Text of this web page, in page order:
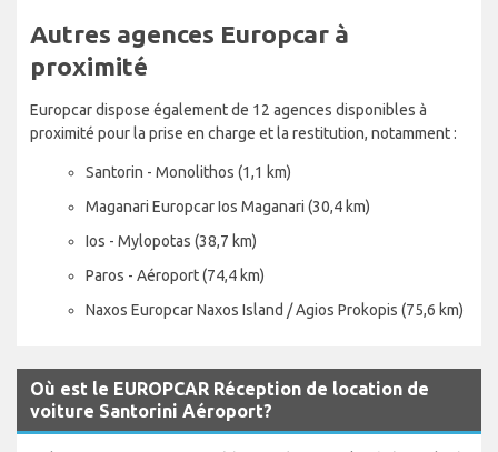
Autres agences Europcar à
proximité
Europcar dispose également de 12 agences disponibles à
proximité pour la prise en charge et la restitution, notamment :
Santorin - Monolithos (1,1 km)
Maganari Europcar Ios Maganari (30,4 km)
Ios - Mylopotas (38,7 km)
Paros - Aéroport (74,4 km)
Naxos Europcar Naxos Island / Agios Prokopis (75,6 km)
Où est le EUROPCAR Réception de location de
voiture Santorini Aéroport?